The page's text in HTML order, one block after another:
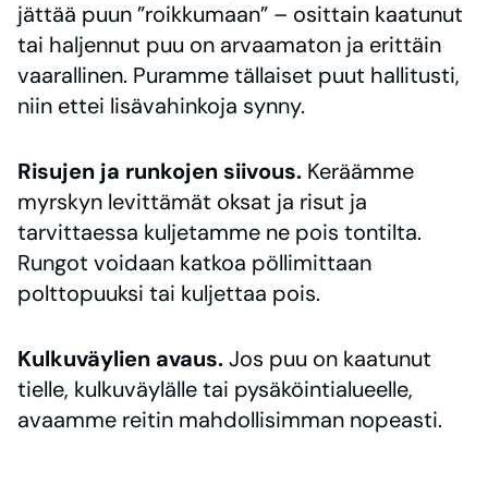
jättää puun ”roikkumaan” – osittain kaatunut
tai haljennut puu on arvaamaton ja erittäin
vaarallinen. Puramme tällaiset puut hallitusti,
niin ettei lisävahinkoja synny.
Risujen ja runkojen siivous. Keräämme
myrskyn levittämät oksat ja risut ja
tarvittaessa kuljetamme ne pois tontilta.
Rungot voidaan katkoa pöllimittaan
polttopuuksi tai kuljettaa pois.
Kulkuväylien avaus.Jos puu on kaatunut
tielle, kulkuväylälle tai pysäköintialueelle,
avaamme reitin mahdollisimman nopeasti.